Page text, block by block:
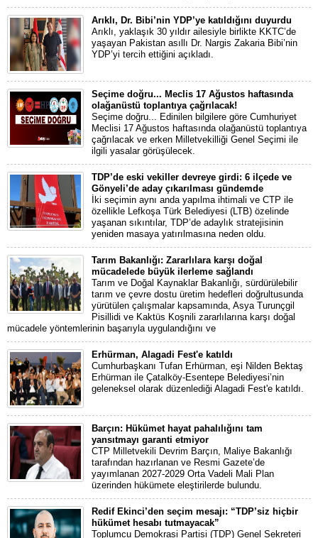
Arıklı, Dr. Bibi’nin YDP’ye katıldığını duyurdu
Arıklı, yaklaşık 30 yıldır ailesiyle birlikte KKTC’de
yaşayan Pakistan asıllı Dr. Nargis Zakaria Bibi’nin
YDP’yi tercih ettiğini açıkladı.
Seçime doğru... Meclis 17 Ağustos haftasında
olağanüstü toplantıya çağrılacak!
Seçime doğru... Edinilen bilgilere göre Cumhuriyet
Meclisi 17 Ağustos haftasında olağanüstü toplantıya
çağrılacak ve erken Milletvekilliği Genel Seçimi ile
ilgili yasalar görüşülecek.
TDP’de eski vekiller devreye girdi: 6 ilçede ve
Gönyeli’de aday çıkarılması gündemde
İki seçimin aynı anda yapılma ihtimali ve CTP ile
özellikle Lefkoşa Türk Belediyesi (LTB) özelinde
yaşanan sıkıntılar, TDP’de adaylık stratejisinin
yeniden masaya yatırılmasına neden oldu.
Tarım Bakanlığı: Zararlılara karşı doğal
mücadelede büyük ilerleme sağlandı
Tarım ve Doğal Kaynaklar Bakanlığı, sürdürülebilir
tarım ve çevre dostu üretim hedefleri doğrultusunda
yürütülen çalışmalar kapsamında, Asya Turunçgil
Pisillidi ve Kaktüs Koşnili zararlılarına karşı doğal
mücadele yöntemlerinin başarıyla uygulandığını ve
Erhürman, Alagadi Fest'e katıldı
Cumhurbaşkanı Tufan Erhürman, eşi Nilden Bektaş
Erhürman ile Çatalköy-Esentepe Belediyesi’nin
geleneksel olarak düzenlediği Alagadi Fest'e katıldı.
Barçın: Hükümet hayat pahalılığını tam
yansıtmayı garanti etmiyor
CTP Milletvekili Devrim Barçın, Maliye Bakanlığı
tarafından hazırlanan ve Resmi Gazete’de
yayımlanan 2027-2029 Orta Vadeli Mali Plan
üzerinden hükümete eleştirilerde bulundu.
Redif Ekinci’den seçim mesajı: “TDP’siz hiçbir
hükümet hesabı tutmayacak”
Toplumcu Demokrasi Partisi (TDP) Genel Sekreteri